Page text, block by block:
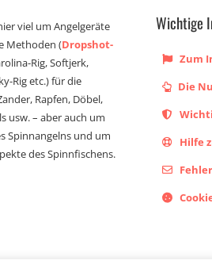
viel um Angelgeräte
Methoden (Dropshot-
Rig, Softjerk,
Rig etc.) für die
Rapfen, Döbel,
usw. – aber auch um
Spinnangelns und um
des Spinnfischens.
Wichtige
Zum
Die
Hilfe